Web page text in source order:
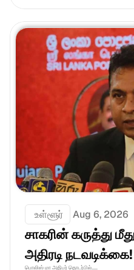
உள்ளூர் Aug 6, 2026
சாகரின் கருத்து
அதிரடி நடவடிக்கை!
பொலிஸ் மா அதிபர் தொடர்பில்.....